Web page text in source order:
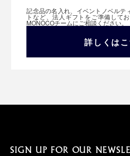
記念品の名入れ、イベントノベルテ
トなど、法人ギフトをご準備して
MONOCOチームにご相談ください。
詳しくは
SIGN UP FOR OUR